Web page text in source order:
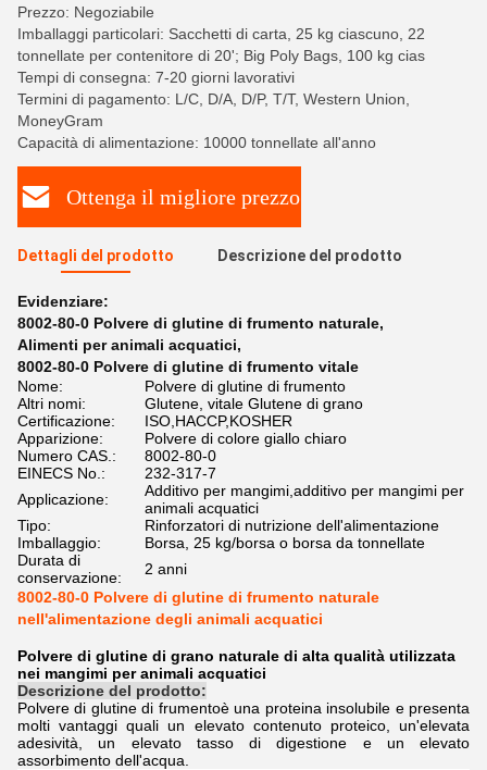
Prezzo: Negoziabile
Imballaggi particolari: Sacchetti di carta, 25 kg ciascuno, 22
tonnellate per contenitore di 20'; Big Poly Bags, 100 kg cias
Tempi di consegna: 7-20 giorni lavorativi
Termini di pagamento: L/C, D/A, D/P, T/T, Western Union,
MoneyGram
Capacità di alimentazione: 10000 tonnellate all'anno
Ottenga il migliore prezzo
Dettagli del prodotto Descrizione del prodotto
Evidenziare:
8002-80-0 Polvere di glutine di frumento naturale,
Alimenti per animali acquatici,
8002-80-0 Polvere di glutine di frumento vitale
Nome:
Polvere di glutine di frumento
Altri nomi:
Glutene, vitale Glutene di grano
Certificazione:
ISO,HACCP,KOSHER
Apparizione:
Polvere di colore giallo chiaro
Numero CAS.:
8002-80-0
EINECS No.:
232-317-7
Applicazione:
Additivo per mangimi,additivo per mangimi per
animali acquatici
Tipo:
Rinforzatori di nutrizione dell'alimentazione
Imballaggio:
Borsa, 25 kg/borsa o borsa da tonnellate
Durata di
conservazione:
2 anni
8002-80-0 Polvere di glutine di frumento naturale
nell'alimentazione degli animali acquatici
Polvere di glutine di grano naturale di alta qualità utilizzata
nei mangimi per animali acquatici
Descrizione del prodotto:
Polvere di glutine di frumentoè una proteina insolubile e presenta
molti vantaggi quali un elevato contenuto proteico, un'elevata
adesività, un elevato tasso di digestione e un elevato
assorbimento dell'acqua.